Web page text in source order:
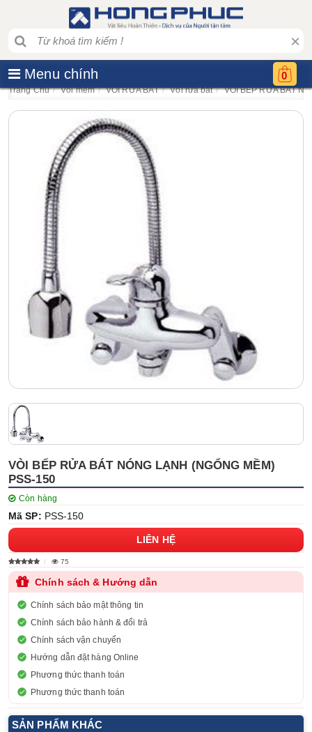
×
Menu chính 0
Trang Chủ Vòi mềm VÒI RỬA BÁT Vòi rửa bát VÒI BẾP RỬA BÁT
VÒI BẾP RỬA BÁT NÓNG LẠNH (NGỔNG MỀM)
PSS-150
Còn hàng
Mã SP: PSS-150
LIÊN HỆ
75
Chính sách & Hướng dẫn
Chính sách bảo mật thông tin
Chính sách bảo hành & đổi trả
Chính sách vận chuyển
Hướng dẫn đặt hàng Online
Phương thức thanh toán
Phương thức thanh toán
SẢN PHẨM KHÁC